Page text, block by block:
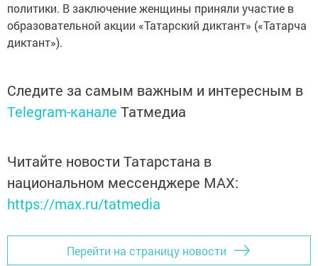
политики. В заключение женщины приняли участие в
образовательной акции «Татарский диктант» («Татарча
диктант»).
Следите за самым важным и интересным в
Telegram-канале Татмедиа
Читайте новости Татарстана в
национальном мессенджере MАХ:
https://max.ru/tatmedia
Перейти на страницу новости